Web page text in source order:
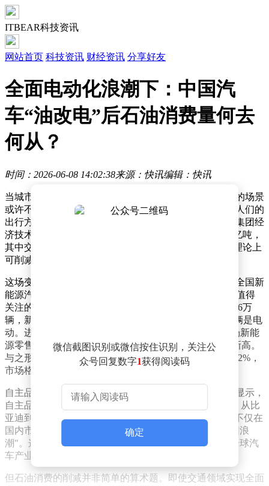
ITBEAR科技资讯
网站首页 科技资讯 财经资讯 分享好友
全面电动化浪潮下：中国汽
车“油改电”后石油消费量何去
何从？
时间：2026-06-08 14:02:38来源：快讯编辑：快讯
当城市街道上的汽车全部换成电动车，加油站门可罗雀的场景
或许不再遥远。这场交通领域的能源革命，不仅将重塑人们的
出行方式，更将深刻影响国家能源结构。根据中国石油集团经
济技术研究院最新报告，2025年国内石油消费量达7.62亿吨，
其中交通领域占比近半。若3.66亿辆汽车全面电动化，理论上
可削减约3亿吨石油消费，相当于当前消费总量的40%。
这场变革的驱动力正以惊人速度累积。截至2025年底，全国新
能源汽车保有量突破4397万辆，占汽车总量12.01%。更值得
关注的是销售端数据——2025年新能源汽车产量达1662.6万
辆，新车销量占比超过50%，意味着每两辆新车就有一辆是电
动。进入2026年，这种趋势进一步加速：4月乘用车市场新能
源零售渗透率达61.4%，5月预计攀升至62.5%，创历史新高。
与之形成鲜明对比的是，同期燃油车零售量同比下降37.2%，
市场格局正在发生根本性转变。
自主品牌在这场变革中扮演着关键角色。国内零售数据显示，
自主品牌新能源汽车渗透率高达80.1%，远超合资品牌。从比
亚迪到蔚来，从五菱宏光MINI到理想L系列，中国车企不仅在
国内市场占据主导地位，更在全球电动车市场掀起"中国浪
潮"。这种技术积累与市场扩张的良性循环，正在改写全球汽
车产业版图。
但石油消费的削减并非简单的算术题。即使交通领域实现全面
微信截图识别或微信按住识别，关注公
众号回复数字1获得阅读码
确定